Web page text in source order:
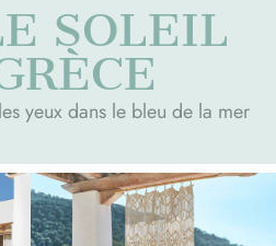
SOLEIL
yeux dans le bleu de la mer